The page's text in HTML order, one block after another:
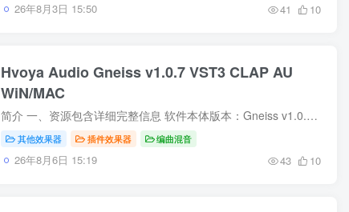
26年8月3日 15:50 41 10
Hvoya Audio Gneiss v1.0.7 VST3 CLAP AU
WiN/MAC
简介 一、资源包含详细完整信息 软件本体版本：Gneiss v1.0.7 插件格式 Windows：VST3 macOS：VST3、AU 全平台通用：CLAP 适配系统包 Windows 安装包：64 位专用压缩包，纯净程序本体、预设库、...
其他效果器 插件效果器 编曲混音
26年8月6日 15:19 43 10